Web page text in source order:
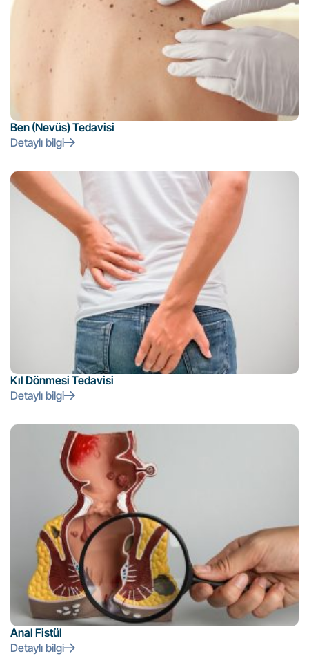
Ben (Nevüs) Tedavisi
Detaylı bilgi
Kıl Dönmesi Tedavisi
Detaylı bilgi
Anal Fistül
Detaylı bilgi